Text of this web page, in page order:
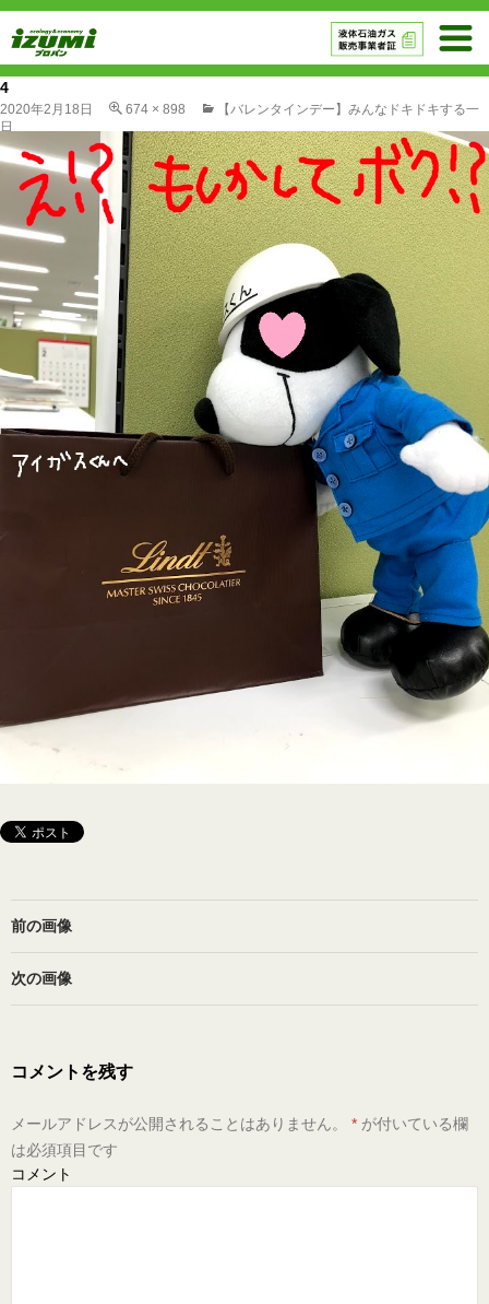
4
2020年2月18日 674 × 898
【バレンタインデー】みんなドキドキする一
日
前の画像
次の画像
コメントを残す
メールアドレスが公開されることはありません。 * が付いている欄
は必須項目です
コメント